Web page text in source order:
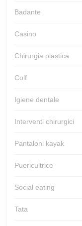
Badante
Casino
Chirurgia plastica
Colf
Igiene dentale
Interventi chirurgici
Pantaloni kayak
Puericultrice
Social eating
Tata